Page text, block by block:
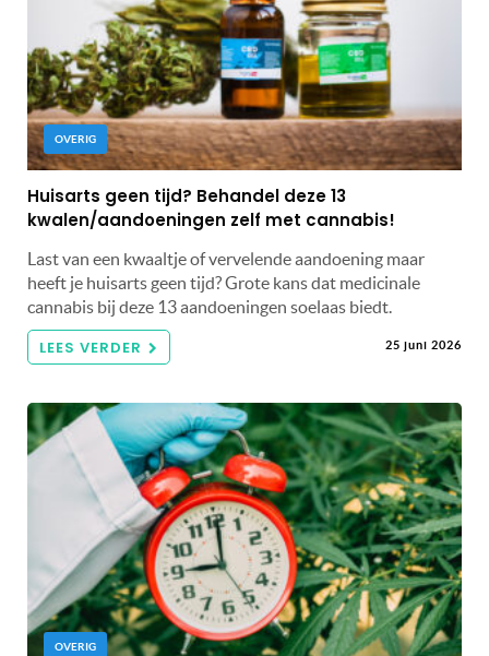
OVERIG
Huisarts geen tijd? Behandel deze 13
kwalen/aandoeningen zelf met cannabis!
Last van een kwaaltje of vervelende aandoening maar
heeft je huisarts geen tijd? Grote kans dat medicinale
cannabis bij deze 13 aandoeningen soelaas biedt.
LEES VERDER 25 juni 2026
OVERIG